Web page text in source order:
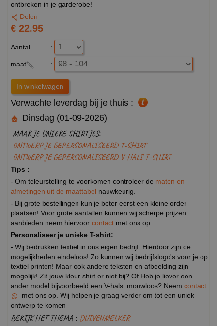
ontbreken in je garderobe!
Delen
€ 22,95
Aantal :
maat :
Verwachte leverdag bij je thuis :
Dinsdag (01-09-2026)
MAAK JE UNIEKE SHIRTJES:
ONTWERP JE GEPERSONALISEERD T-SHIRT
ONTWERP JE GEPERSONALISEERD V-HALS T-SHIRT
Tips :
- Om teleurstelling te voorkomen controleer de maten en
afmetingen uit de maattabel nauwkeurig.
- Bij grote bestellingen kun je beter eerst een kleine order
plaatsen! Voor grote aantallen kunnen wij scherpe prijzen
aanbieden neem hiervoor contact met ons op.
Personaliseer je unieke T-shirt:
- Wij bedrukken textiel in ons eigen bedrijf. Hierdoor zijn de
mogelijkheden eindeloos! Zo kunnen wij bedrijfslogo's voor je op
textiel printen! Maar ook andere teksten en afbeelding zijn
mogelijk! Zit jouw kleur shirt er niet bij? Of Heb je liever een
ander model bijvoorbeeld een V-hals, mouwloos? Neem contact
met ons op. Wij helpen je graag verder om tot een uniek
ontwerp te komen
BEKIJK HET THEMA : DUIVENMELKER